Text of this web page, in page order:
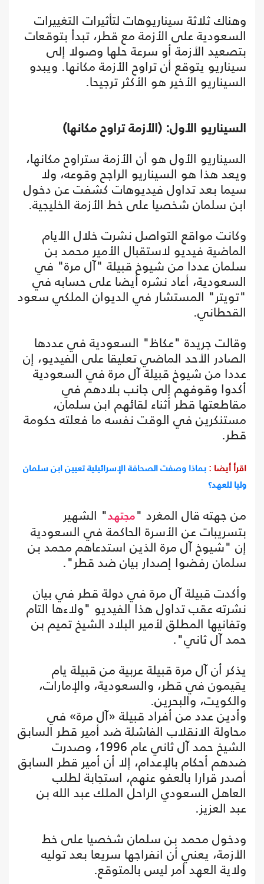
وهناك ثلاثة سيناريوهات لتأثيرات التغييرات
السعودية على الأزمة مع قطر، تبدأ بتوقعات
بتصعيد الأزمة أو سرعة حلها وصولا إلى
سيناريو يتوقع أن تراوح الأزمة مكانها. ويبدو
السيناريو الأخير هو الأكثر ترجيحا.
السيناريو الأول: (الأزمة تراوح مكانها)
السيناريو الأول هو أن الأزمة ستراوح مكانها،
ويعد هذا هو السيناريو الراجح وقوعه، ولا
سيما بعد تداول فيديوهات كشفت عن دخول
ابن سلمان شخصيا على خط الأزمة الخليجية.
وكانت مواقع التواصل نشرت خلال الأيام
الماضية فيديو لاستقبال الأمير محمد بن
سلمان عددا من شيوخ قبيلة "آل مرة" في
السعودية، أعاد نشره أيضا على حسابه في
"تويتر" المستشار في الديوان الملكي سعود
القحطاني.
وقالت جريدة "عكاظ" السعودية في عددها
الصادر الأحد الماضي تعليقا على الفيديو، إن
عددا من شيوخ قبيلة آل مرة في السعودية
أكدوا وقوفهم إلى جانب بلادهم في
مقاطعتها قطر أثناء لقائهم ابن سلمان،
مستنكرين في الوقت نفسه ما فعلته حكومة
قطر.
اقرأ أيضا : بماذا وصفت الصحافة الإسرائيلية تعيين ابن سلمان
وليا للعهد؟
من جهته قال المغرد " مجتهد" الشهير
بتسريبات عن الأسرة الحاكمة في السعودية
إن "شيوخ آل مرة الذين استدعاهم محمد بن
سلمان رفضوا إصدار بيان ضد قطر".
وأكدت قبيلة آل مرة في دولة قطر في بيان
نشرته عقب تداول هذا الفيديو "ولاءها التام
وتفانيها المطلق لأمير البلاد الشيخ تميم بن
حمد آل ثاني".
يذكر أن آل مرة قبيلة عربية من قبيلة يام
يقيمون في قطر، والسعودية، والإمارات،
والكويت، والبحرين.
وأدين عدد من أفراد قبيلة «آل مرة» في
محاولة الانقلاب الفاشلة ضد أمير قطر السابق
الشيخ حمد آل ثاني عام 1996، وصدرت
ضدهم أحكام بالإعدام، إلا أن أمير قطر السابق
أصدر قرارا بالعفو عنهم، استجابة لطلب
العاهل السعودي الراحل الملك عبد الله بن
عبد العزيز.
ودخول محمد بن سلمان شخصيا على خط
الأزمة، يعني أن انفراجها سريعا بعد توليه
ولاية العهد أمر ليس بالمتوقع.